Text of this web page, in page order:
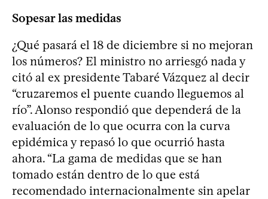
Sopesar las medidas
¿Qué pasará el 18 de diciembre si no mejoran
los números? El ministro no arriesgó nada y
citó al ex presidente Tabaré Vázquez al decir
“cruzaremos el puente cuando lleguemos al
río”. Alonso respondió que dependerá de la
evaluación de lo que ocurra con la curva
epidémica y repasó lo que ocurrió hasta
ahora. “La gama de medidas que se han
tomado están dentro de lo que está
recomendado internacionalmente sin apelar